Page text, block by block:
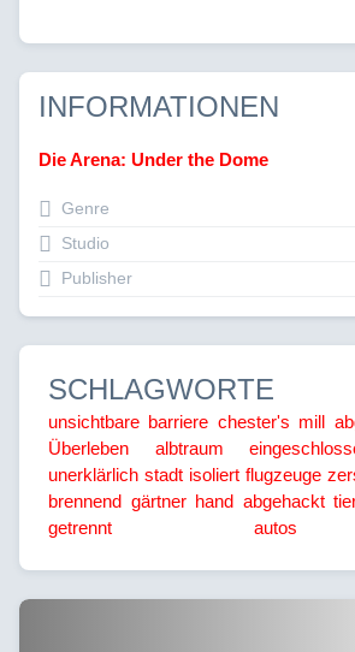
INFORMATIONEN
Die Arena: Under the Dome
Genre
Studio
Publisher
SCHLAGWORTE
unsichtbare barriere chester's mill
Überleben
albtraum
unerklärlich stadt isoliert flugzeuge
brennend gärtner hand abgehackt
getrennt